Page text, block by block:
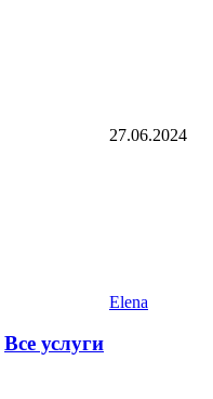
27.06.2024
Elena
Все услуги